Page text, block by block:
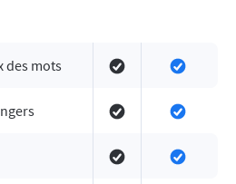
des mots